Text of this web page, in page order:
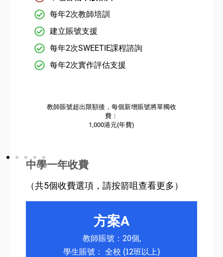
每年2次教師培訓
建立賬號支援
每年2次SWEETIE課程諮詢
每年2次實作評估支援
教師賬號超出限額後，每個新增賬號將單獨收
費：
1,000港元(年費)
中學一年收費
（共5個收費選項，請按箭咀查看更多）
方案A
教師賬號：20個,
學生賬號： 全校 (12班以上)